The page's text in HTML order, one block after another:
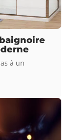
à un